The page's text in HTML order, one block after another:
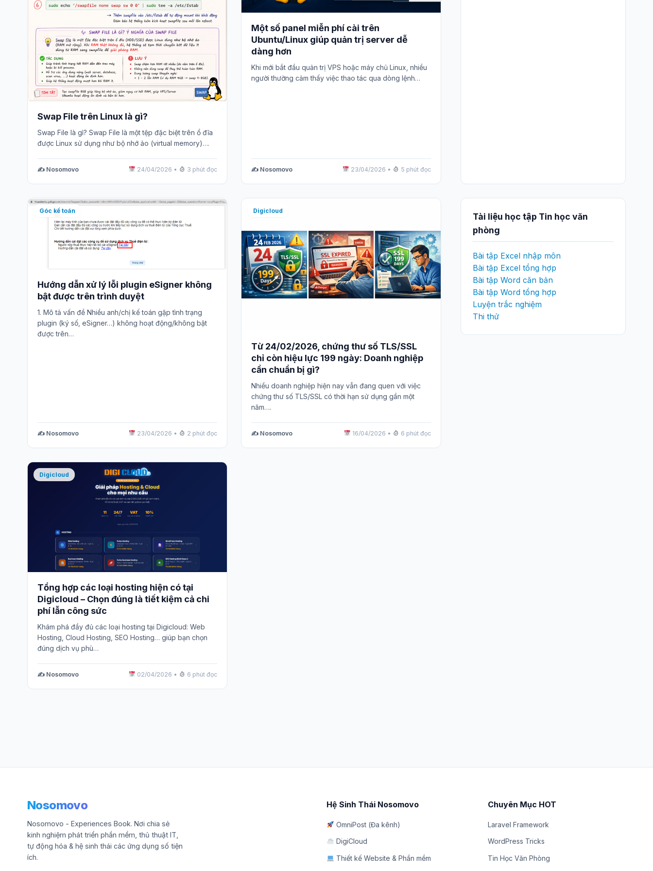
Swap File trên Linux là gì?
Swap File là gì? Swap File là một tệp đặc biệt trên ổ đĩa
được Linux sử dụng như bộ nhớ ảo (virtual memory)….
✍️ Nosomovo 24/04/2026 • 3 phút đọc
Một số panel miễn phí cài trên
Ubuntu/Linux giúp quản trị server dễ
dàng hơn
Khi mới bắt đầu quản trị VPS hoặc máy chủ Linux, nhiều
người thường cảm thấy việc thao tác qua dòng lệnh…
✍️ Nosomovo 23/04/2026 • 5 phút đọc
Góc kế toán
Hướng dẫn xử lý lỗi plugin eSigner không
bật được trên trình duyệt
1. Mô tả vấn đề Nhiều anh/chị kế toán gặp tình trạng
plugin (ký số, eSigner…) không hoạt động/không bật
được trên…
✍️ Nosomovo 23/04/2026 • 2 phút đọc
Digicloud
Từ 24/02/2026, chứng thư số TLS/SSL
chỉ còn hiệu lực 199 ngày: Doanh nghiệp
cần chuẩn bị gì?
Nhiều doanh nghiệp hiện nay vẫn đang quen với việc
chứng thư số TLS/SSL có thời hạn sử dụng gần một
năm….
✍️ Nosomovo 16/04/2026 • 6 phút đọc
Digicloud
Tổng hợp các loại hosting hiện có tại
Digicloud – Chọn đúng là tiết kiệm cả chi
phí lẫn công sức
Khám phá đầy đủ các loại hosting tại Digicloud: Web
Hosting, Cloud Hosting, SEO Hosting… giúp bạn chọn
đúng dịch vụ phù…
✍️ Nosomovo 02/04/2026 • 6 phút đọc
Tài liệu học tập Tin học văn
phòng
Bài tập Excel nhập môn
Bài tập Excel tổng hợp
Bài tập Word căn bản
Bài tập Word tổng hợp
Luyện trắc nghiệm
Thi thử
Nosomovo
Nosomovo - Experiences Book. Nơi chia sẻ
kinh nghiệm phát triển phần mềm, thủ thuật IT,
tự động hóa & hệ sinh thái các ứng dụng số tiện
ích.
Hệ Sinh Thái Nosomovo
OmniPost (Đa kênh)
DigiCloud
Thiết kế Website & Phần mềm
Chuyên Mục HOT
Laravel Framework
WordPress Tricks
Tin Học Văn Phòng